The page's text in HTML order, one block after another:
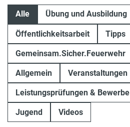
Alle Übung und Ausbildung
Öffentlichkeitsarbeit Tipps
Gemeinsam.Sicher.Feuerwehr
Allgemein Veranstaltungen
Leistungsprüfungen & Bewerbe
Jugend Videos